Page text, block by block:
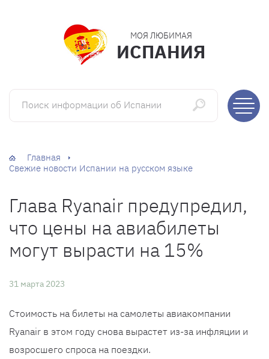
МОЯ ЛЮБИМАЯ
ИСПАНИЯ
Поиск информации об Испании
Главная
Свежие новости Испании на русском языке
Глава Ryanair предупредил,
что цены на авиабилеты
могут вырасти на 15%
31 марта 2023
Стоимость на билеты на самолеты авиакомпании
Ryanair в этом году снова вырастет из-за инфляции и
возросшего спроса на поездки.